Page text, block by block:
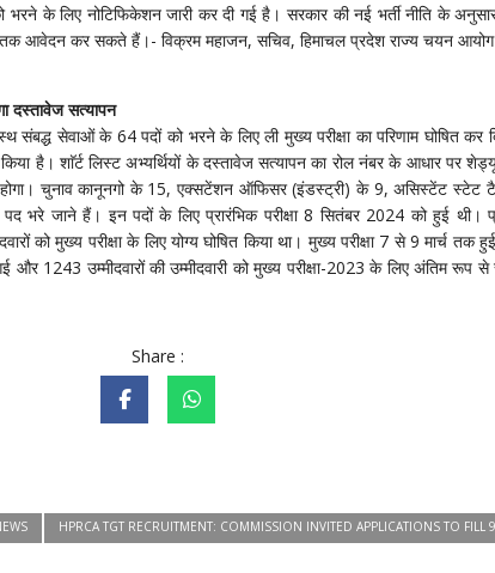
भरने के लिए नोटिफिकेशन जारी कर दी गई है। सरकार की नई भर्ती नीति के
तक आवेदन कर सकते हैं।- विक्रम महाजन, सचिव, हिमाचल प्रदेश राज्य चयन आयोग
दस्तावेज सत्यापन
संबद्ध सेवाओं के 64 पदों को भरने के लिए ली मुख्य परीक्षा का परिणाम घोषित कर
किया है। शाॅर्ट लिस्ट अभ्यर्थियों के दस्तावेज सत्यापन का रोल नंबर के आधार पर
चुनाव कानूनगो के 15, एक्सटेंशन ऑफिसर (इंडस्ट्री) के 9, असिस्टेंट स्टेट
जाने हैं। इन पदों के लिए प्रारंभिक परीक्षा 8 सितंबर 2024 को हुई थी।
को मुख्य परीक्षा के लिए योग्य घोषित किया था। मुख्य परीक्षा 7 से 9 मार्च तक
और 1243 उम्मीदवारों की उम्मीदवारी को मुख्य परीक्षा-2023 के लिए अंतिम रूप से
Share :
HPRCA TGT RECRUITMENT: COMMISSION INVITED APPLICATIONS TO FILL